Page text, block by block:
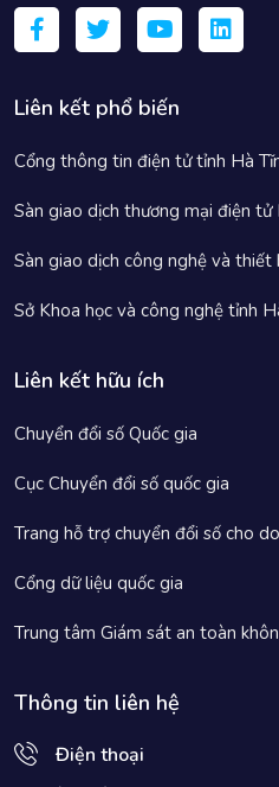
Liên kết phổ biến
Cổng thông tin điện tử tỉnh Hà
Sàn giao dịch thương mại điện tử
Sàn giao dịch công nghệ và thiết
Sở Khoa học và công nghệ tỉnh
Liên kết hữu ích
Chuyển đổi số Quốc gia
Cục Chuyển đổi số quốc gia
Trang hỗ trợ chuyển đổi số cho
Cổng dữ liệu quốc gia
Trung tâm Giám sát an toàn
Thông tin liên hệ
Điện thoại